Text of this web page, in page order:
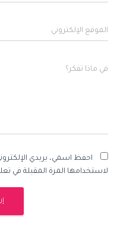
الموقع الإلكتروني
في ماذا تفكر؟
احفظ اسمي، بريدي
لاستخدامها المرة المقبلة في